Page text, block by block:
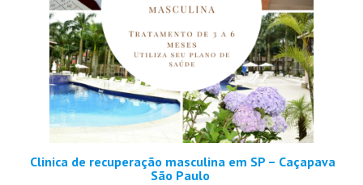
Clinica de recuperação masculina em SP – Caçapava
São Paulo